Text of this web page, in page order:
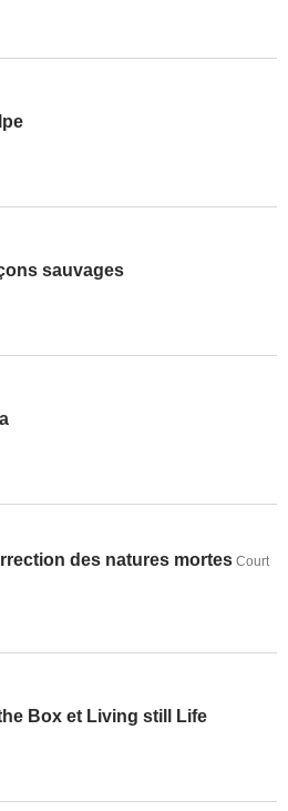
sauvages
des natures mortes Court
Box et Living still Life